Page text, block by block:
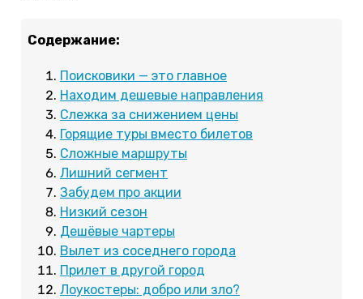
Содержание:
Поисковики — это главное
Находим дешевые направления
Слежка за снижением цены
Горящие туры вместо билетов
Сложные маршруты
Лишний сегмент
Забудем про акции
Низкий сезон
Дешёвые чартеры
Вылет из соседнего города
Прилет в другой город
Лоукостеры: добро или зло?